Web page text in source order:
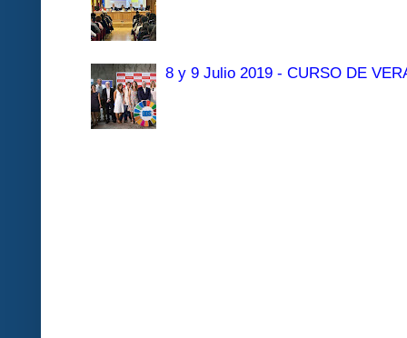
8 y 9 Julio 2019 - CURSO DE